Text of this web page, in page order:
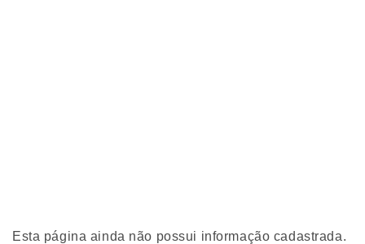
Esta página ainda não possui informação cadastrada.